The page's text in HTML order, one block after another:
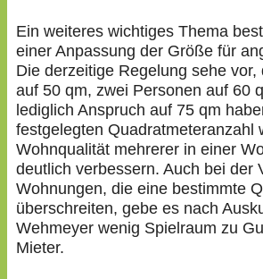
Ein weiteres wichtiges Thema
einer Anpassung der Größe für
Die derzeitige Regelung sehe
auf 50 qm, zwei Personen auf 60
lediglich Anspruch auf 75 qm
festgelegten Quadratmeteranzahl
Wohnqualität mehrerer in einer
deutlich verbessern. Auch bei der
Wohnungen, die eine bestimmte
überschreiten, gebe es nach
Wehmeyer wenig Spielraum zu
Mieter.